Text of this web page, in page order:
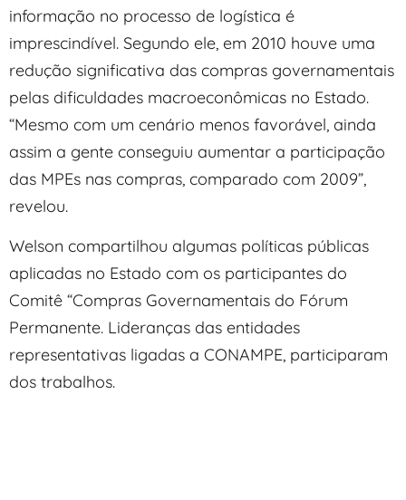
informação no processo de logística é
imprescindível. Segundo ele, em 2010 houve uma
redução significativa das compras governamentais
pelas dificuldades macroeconômicas no Estado.
“Mesmo com um cenário menos favorável, ainda
assim a gente conseguiu aumentar a participação
das MPEs nas compras, comparado com 2009”,
revelou.
Welson compartilhou algumas políticas públicas
aplicadas no Estado com os participantes do
Comitê “Compras Governamentais do Fórum
Permanente. Lideranças das entidades
representativas ligadas a CONAMPE, participaram
dos trabalhos.